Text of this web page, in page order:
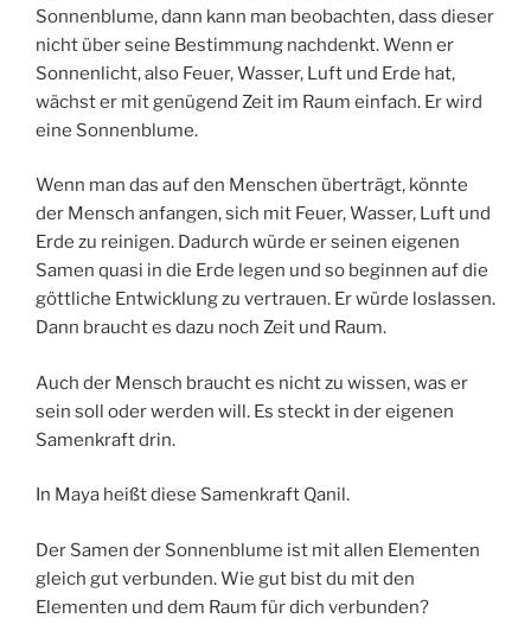
Sonnenblume, dann kann man beobachten, dass dieser
nicht über seine Bestimmung nachdenkt. Wenn er
Sonnenlicht, also Feuer, Wasser, Luft und Erde hat,
wächst er mit genügend Zeit im Raum einfach. Er wird
eine Sonnenblume.
Wenn man das auf den Menschen überträgt, könnte
der Mensch anfangen, sich mit Feuer, Wasser, Luft und
Erde zu reinigen. Dadurch würde er seinen eigenen
Samen quasi in die Erde legen und so beginnen auf die
göttliche Entwicklung zu vertrauen. Er würde loslassen.
Dann braucht es dazu noch Zeit und Raum.
Auch der Mensch braucht es nicht zu wissen, was er
sein soll oder werden will. Es steckt in der eigenen
Samenkraft drin.
In Maya heißt diese Samenkraft Qanil.
Der Samen der Sonnenblume ist mit allen Elementen
gleich gut verbunden. Wie gut bist du mit den
Elementen und dem Raum für dich verbunden?